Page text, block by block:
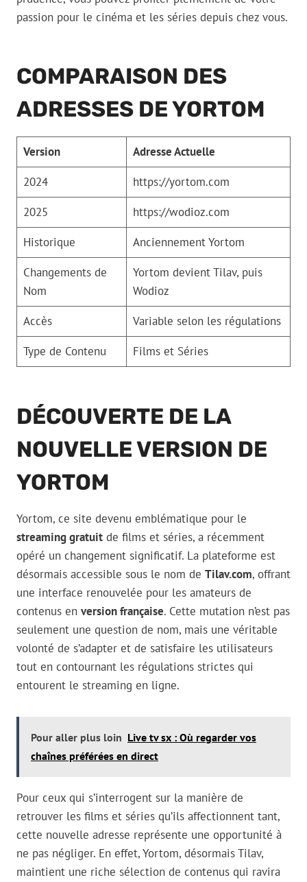
passion pour le cinéma et les séries depuis chez vous.
COMPARAISON DES
ADRESSES DE YORTOM
Version
Adresse Actuelle
2024
https://yortom.com
2025
https://wodioz.com
Historique
Anciennement Yortom
Changements de
Nom
Yortom devient Tilav, puis
Wodioz
Accès
Variable selon les régulations
Type de Contenu
Films et Séries
DÉCOUVERTE DE LA
NOUVELLE VERSION DE
YORTOM
Yortom, ce site devenu emblématique pour le
streaming gratuit de films et séries, a récemment
opéré un changement significatif. La plateforme est
désormais accessible sous le nom de Tilav.com, offrant
une interface renouvelée pour les amateurs de
contenus en version française. Cette mutation n’est pas
seulement une question de nom, mais une véritable
volonté de s’adapter et de satisfaire les utilisateurs
tout en contournant les régulations strictes qui
entourent le streaming en ligne.
Pour aller plus loin Live tv sx : Où regarder vos
chaînes préférées en direct
Pour ceux qui s’interrogent sur la manière de
retrouver les films et séries qu’ils affectionnent tant,
cette nouvelle adresse représente une opportunité à
ne pas négliger. En effet, Yortom, désormais Tilav,
maintient une riche sélection de contenus qui ravira